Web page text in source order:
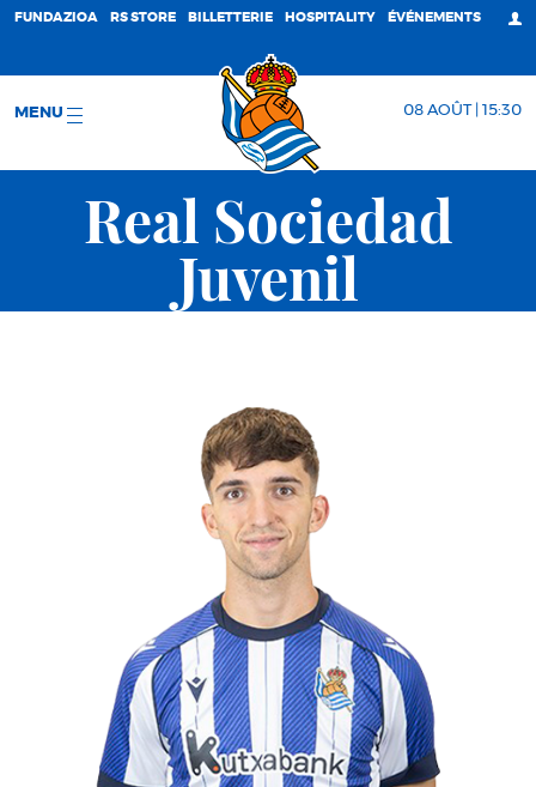
FUNDAZIOA RS STORE BILLETTERIE HOSPITALITY ÉVÉNEMENTS
MENU 08 AOÛT | 15:30
Real Sociedad
Juvenil